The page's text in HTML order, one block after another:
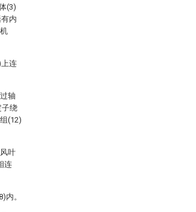
(3)
内
连
轴
子绕
(12)
叶
连
内。